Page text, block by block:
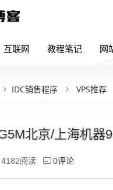
互联网 教程笔记 网
IDC销售程序 VPS推荐
北京/上海机器
4182阅读 0评论